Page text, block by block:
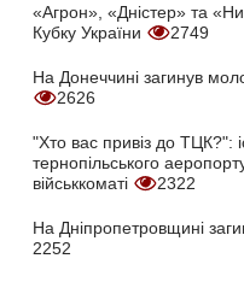
«Агрон», «Дністер» та
Кубку України
2749
На Донеччині загинув
2626
"Хто вас привіз до ТЦК?":
тернопільського
військкоматі
2322
На Дніпропетровщині
2252